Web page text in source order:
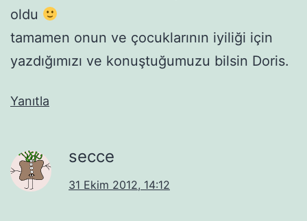
oldu
tamamen onun ve çocuklarının iyiliği için
yazdığımızı ve konuştuğumuzu bilsin Doris.
Yanıtla
secce
31 Ekim 2012, 14:12